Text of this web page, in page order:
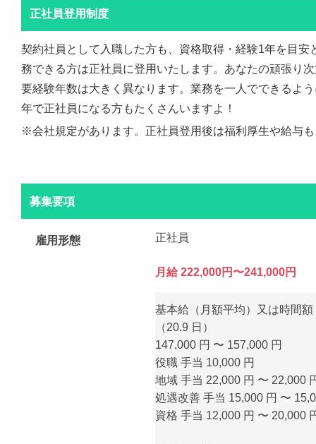
正社員登用制度
契約社員として入職した方も、資格取得・経験1年を目安
務できる方は正社員に登用いたします。あなたの頑張り
要経験年数は大きく異なります。業務を一人でできるよ
年で正社員になる方もたくさんいますよ！
※会社規定があります。正社員登用後は福利厚生や給与
募集要項
雇用形態 正社員
月給 222,000円〜241,000円
基本給（月額平均）又は時間
（20.9 日）
147,000 円 〜 157,000 円
役職 手当 10,000 円
地域 手当 22,000 円 〜 22,000
処遇改善 手当 15,000 円 〜
資格 手当 12,000 円 〜 20,000